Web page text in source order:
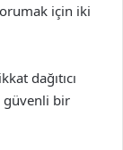
için iki
dağıtıcı
güvenli bir